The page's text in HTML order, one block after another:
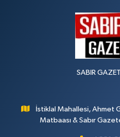
SABIR
İstiklal Mahallesi, Ahmet
Matbaası & Sabır